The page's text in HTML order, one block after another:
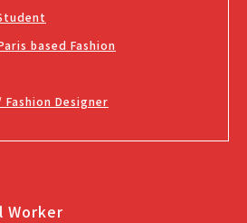
based Fashion
Fashion Designer
Worker